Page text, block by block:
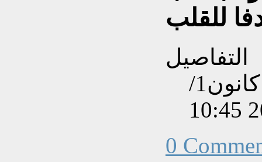
التفاصيل
تم إنشاءه بتاريخ الجمعة, 16 كانون1/
0